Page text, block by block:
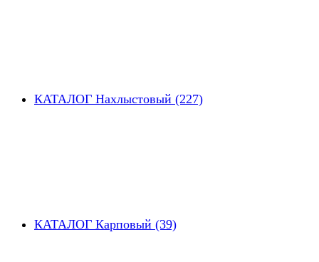
КАТАЛОГ Нахлыстовый (227)
КАТАЛОГ Карповый (39)